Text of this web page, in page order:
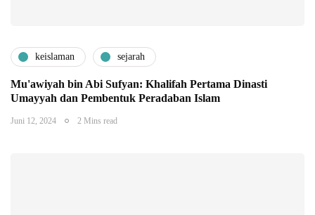
keislaman sejarah
Mu'awiyah bin Abi Sufyan: Khalifah Pertama Dinasti
Umayyah dan Pembentuk Peradaban Islam
Juni 12, 2024 2 Mins read